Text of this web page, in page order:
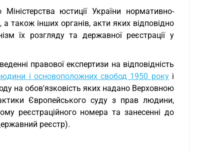
юстиції України нормативно-
а також інших органів, акти яких відповідно
їх розгляду та державної реєстрації у
правової експертизи на відповідність
і основоположних свобод 1950 рокуі
на обов'язковість яких надано Верховною
Європейського суду з прав людини,
реєстраційного номера та занесенні до
реєстр).